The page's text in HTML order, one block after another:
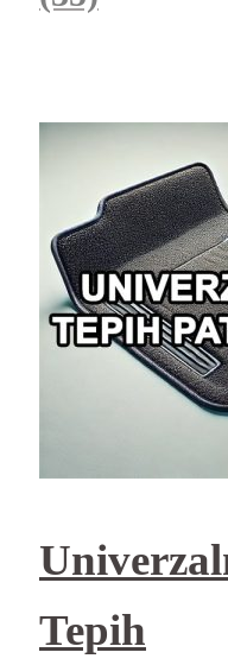
Tepih